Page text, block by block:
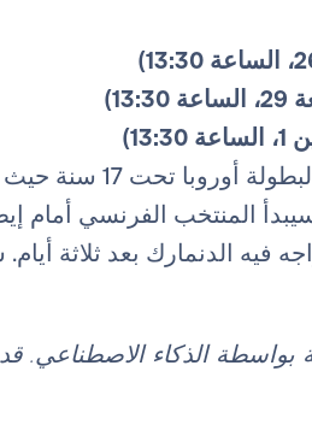
تم استدعاؤه
المنتخب الفرنسي أمام
فيه الدنمارك بعد ثلاثة
بواسطة الذكاء